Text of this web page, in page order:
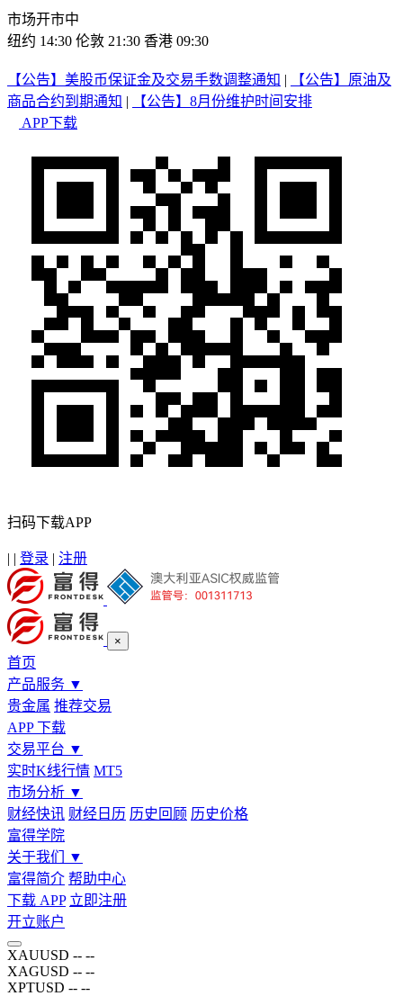
市场开市中
纽约 14:30 伦敦 21:30 香港 09:30
【公告】美股币保证金及交易手数调整通知 |
【公告】原油及
商品合约到期通知 |
【公告】8月份维护时间安排
APP下载
扫码下载APP
| | 登录 | 注册
×
首页
产品服务 ▼
贵金属 推荐交易
APP 下载
交易平台 ▼
实时K线行情 MT5
市场分析 ▼
财经快讯 财经日历 历史回顾 历史价格
富得学院
关于我们
▼
富得简介 帮助中心
下载 APP 立即注册
开立账户
XAUUSD -- --
XAGUSD -- --
XPTUSD -- --